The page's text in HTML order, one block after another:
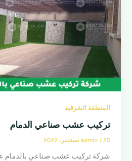
المنطقة الشرقية
تركيب عشب صناعي الدمام
admin / 25 سبتمبر، 2022
شركة تركيب عشب صناعي بالدمام